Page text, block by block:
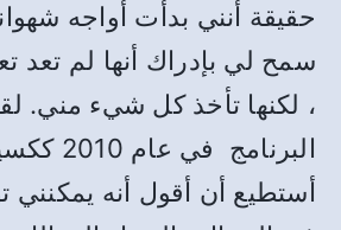
حقيقة أنني بدأت أواجه
سمح لي بإدراك أنها لم تعد
، لكنها تأخذ كل شيء مني.
البرنامج
أستطيع أن أقول أنه يمكنني